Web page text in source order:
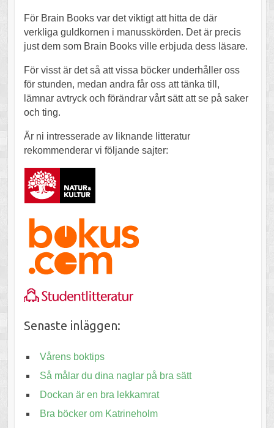
För Brain Books var det viktigt att hitta de där
verkliga guldkornen i manusskörden. Det är precis
just dem som Brain Books ville erbjuda dess läsare.
För visst är det så att vissa böcker underhåller oss
för stunden, medan andra får oss att tänka till,
lämnar avtryck och förändrar vårt sätt att se på saker
och ting.
Är ni intresserade av liknande litteratur
rekommenderar vi följande sajter:
Senaste inläggen:
Vårens boktips
Så målar du dina naglar på bra sätt
Dockan är en bra lekkamrat
Bra böcker om Katrineholm